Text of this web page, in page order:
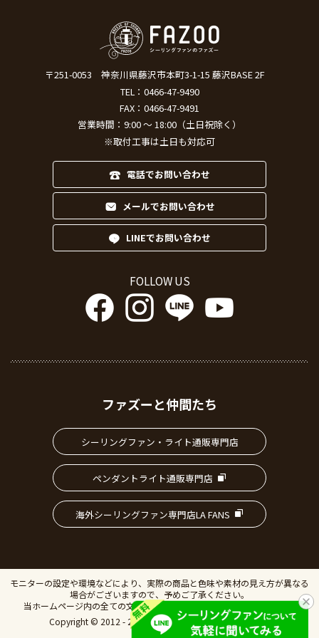
〒251-0053
神奈川県藤沢市本町3-1-15 藤沢BASE 2F
TEL： 0466-47-9490
FAX：0466-47-9491
営業時間：9:00 ～ 18:00（土日祝除く）
※取付工事は土日も対応可
電話でお問い合わせ
メールでお問い合わせ
LINEでお問い合わせ
FOLLOW US
ファズーと仲間たち
シーリングファン・ライト通販専門店
ペンダントライト通販専門店
海外シーリングファン専門店LA FANS
モニターの設定や環境などにより、実際の商品と色味や素材の見え方が異なる
場合がございますので、予めご了承ください。
当ホームページ内の全ての文書、画像の無断転載・複製を禁止します。
Copyright © 2012 - 2026 IVillage Inc. All Rights Reserved.